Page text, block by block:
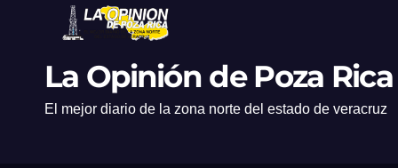
La Opinión de Poza Rica
El mejor diario de la zona norte del estado de veracruz